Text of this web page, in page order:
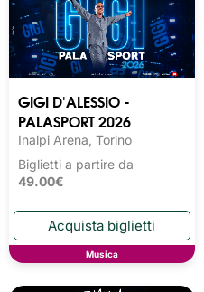
GIGI D'ALESSIO -
PALASPORT 2026
Inalpi Arena, Torino
Biglietti a partire da
49.00€
Musica